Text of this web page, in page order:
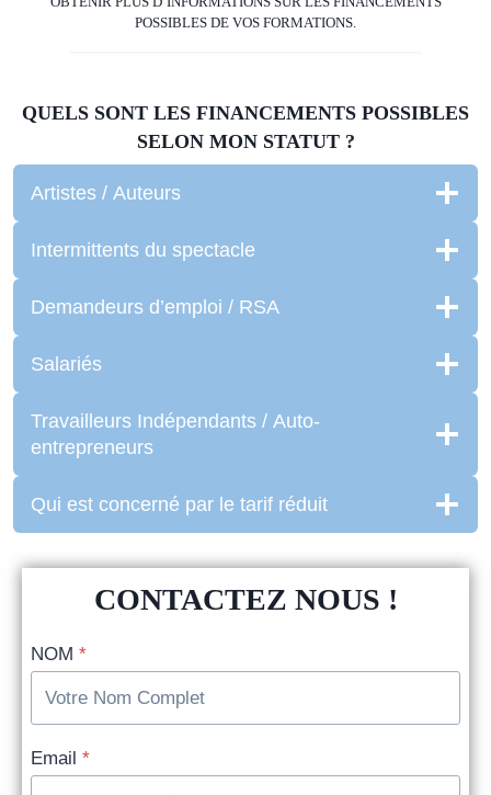
POSSIBLES DE VOS FORMATIONS.
QUELS SONT LES FINANCEMENTS POSSIBLES
SELON MON STATUT ?
Artistes / Auteurs
Intermittents du spectacle
Demandeurs d’emploi / RSA
Salariés
Travailleurs Indépendants / Auto-
entrepreneurs
Qui est concerné par le tarif réduit
CONTACTEZ NOUS !
NOM *
Email *